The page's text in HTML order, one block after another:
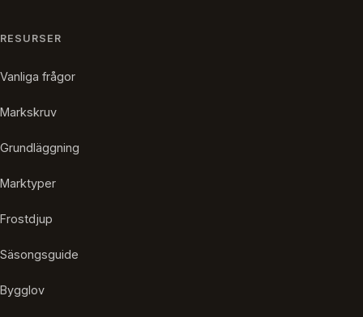
RESURSER
Vanliga frågor
Markskruv
Grundläggning
Marktyper
Frostdjup
Säsongsguide
Bygglov